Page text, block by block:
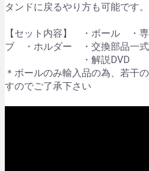
タンドに戻るやり方も可能です。
【セット内容】 ・ボール ・
ブ ・ホルダー ・交換部品一式
・解説DVD
＊ボールのみ輸入品の為、若干
すのでご了承下さい